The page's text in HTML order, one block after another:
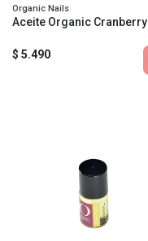
Organic Nails
Aceite Organic Cranberry
$ 5.490